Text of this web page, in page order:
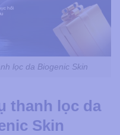
lọc da Biogenic Skin
thanh lọc da
Skin